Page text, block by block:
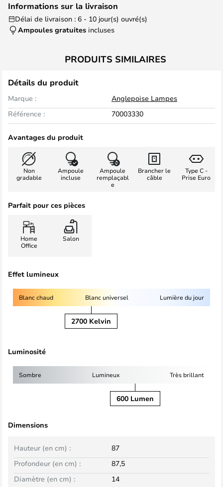
Informations sur la livraison
Délai de livraison : 6 - 10 jour(s) ouvré(s)
Ampoules gratuites incluses
PRODUITS SIMILAIRES
Détails du produit
Marque :
Anglepoise Lampes
Référence :
70003330
Avantages du produit
Non
gradable
Ampoule
incluse
Ampoule
remplaçabl
e
Brancher le
câble
Type C -
Prise Euro
Parfait pour ces pièces
Home
Office
Salon
Effet lumineux
Blanc chaud Blanc universel Lumière du jour
2700 Kelvin
Luminosité
Sombre Lumineux Très brillant
600 Lumen
Dimensions
Hauteur (en cm) :
87
Profondeur (en cm) :
87,5
Diamètre (en cm) :
14